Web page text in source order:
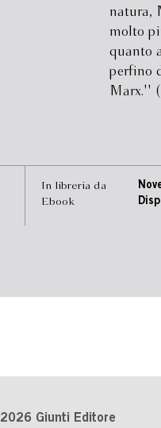
natura,
molto
quanto
perfino
Marx.''
In libreria da
Ebook
2026 Giunti Editore